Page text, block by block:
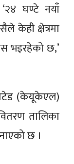
घण्टे नयाँ
केही क्षेत्रमा
भइरहेको छ,’
(केयूकेएल)
तालिका
छ ।